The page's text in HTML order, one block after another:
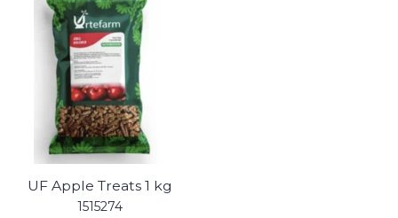
UF Apple Treats 1 kg
1515274